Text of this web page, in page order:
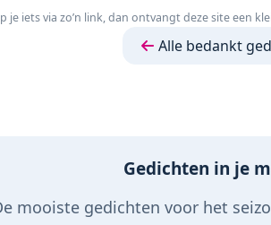
je iets via zo’n link, dan ontvangt deze site een
Alle bedankt
Gedichten in je
mooiste gedichten voor het